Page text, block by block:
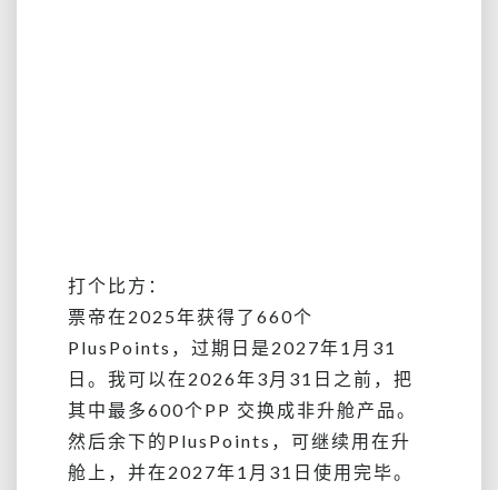
打个比方：
票帝在2025年获得了660个
PlusPoints，过期日是2027年1月31
日。我可以在2026年3月31日之前，把
其中最多600个PP 交换成非升舱产品。
然后余下的PlusPoints，可继续用在升
舱上，并在2027年1月31日使用完毕。